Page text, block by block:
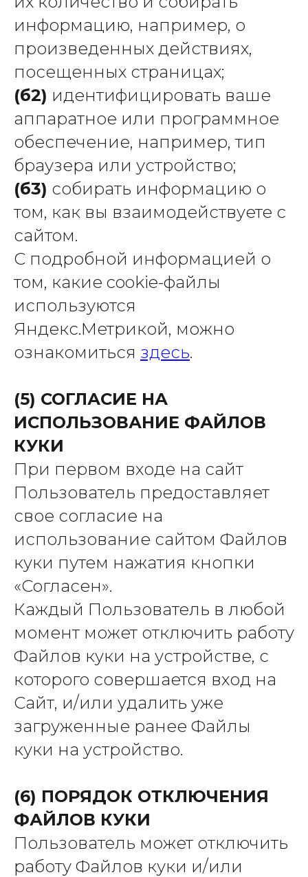
информацию, например, о
произведенных действиях,
посещенных страницах;
(б2) идентифицировать ваше
аппаратное или программное
обеспечение, например, тип
браузера или устройство;
(б3) собирать информацию о
том, как вы взаимодействуете с
сайтом.
С подробной информацией о
том, какие cookie-файлы
используются
Яндекс.Метрикой, можно
ознакомиться здесь.
(5) СОГЛАСИЕ НА
ИСПОЛЬЗОВАНИЕ ФАЙЛОВ
КУКИ
При первом входе на сайт
Пользователь предоставляет
свое согласие на
использование сайтом Файлов
куки путем нажатия кнопки
«Согласен».
Каждый Пользователь в любой
момент может отключить работу
Файлов куки на устройстве, с
которого совершается вход на
Сайт, и/или удалить уже
загруженные ранее Файлы
куки на устройство.
(6) ПОРЯДОК ОТКЛЮЧЕНИЯ
ФАЙЛОВ КУКИ
Пользователь может отключить
работу Файлов куки и/или
ООО "РАУД АВТО"
125167, Россия, г. Москва,
строение 36, оф помещ. 98
ИНН: 9714076308
КПП: 771401001
Наименование банка: ООО "Банк Точка"
БИК: 044525104
Кор. счёт: 30101810745374525104
ИНН: 9721194461
30101810745374525104
Политика конфиденциальности
Согласие на обработку
персональных данных
Политика использования cookie-файлов
РАУД